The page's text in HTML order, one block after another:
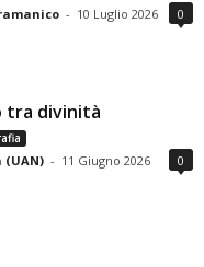
- 10 Luglio 2026 0
tra divinità
(UAN) - 11 Giugno 2026 0